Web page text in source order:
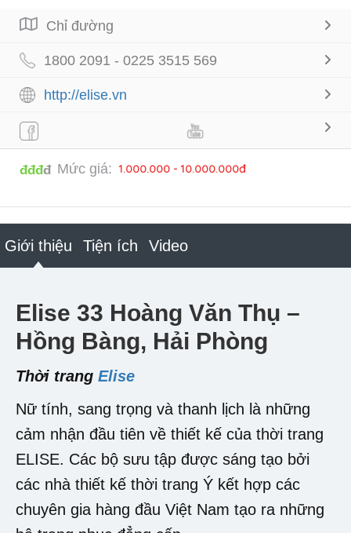
Chỉ đường
1800 2091 - 0225 3515 569
http://elise.vn
đđđđ Mức giá: 1.000.000 - 10.000.000đ
Giới thiệu Tiện ích Video
Elise 33 Hoàng Văn Thụ –
Hồng Bàng, Hải Phòng
Thời trang Elise
Nữ tính, sang trọng và thanh lịch là những
cảm nhận đầu tiên về thiết kế của thời trang
ELISE. Các bộ sưu tập được sáng tạo bởi
các nhà thiết kế thời trang Ý kết hợp các
chuyên gia hàng đầu Việt Nam tạo ra những